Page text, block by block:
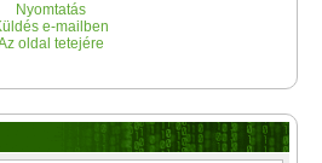
Nyomtatás
e-mailben
oldal tetejére